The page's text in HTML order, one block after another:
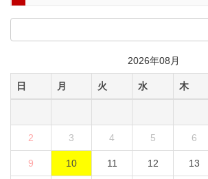
2026年08月
日 月 火 水 木
2 3 4 5 6
9 10 11 12 13